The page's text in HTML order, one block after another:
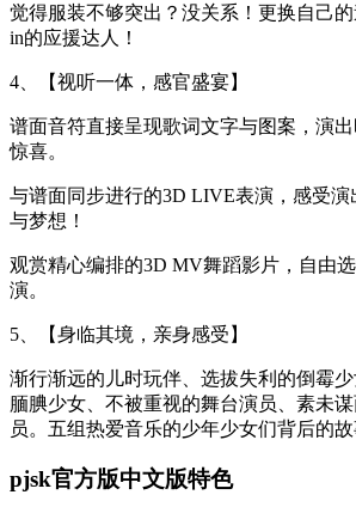
觉得服装不够突出？没关系！更换自己
in的应援达人！
4、【视听一体，感官盛宴】
谱面音符直接呈现歌词文字与图案，演
惊喜。
与谱面同步进行的3D LIVE表演，感受演
与梦想！
观赏精心编排的3D MV舞蹈影片，自由
演。
5、【身临其境，亲身感受】
渐行渐远的儿时玩伴、选拔失利的倒霉
腼腆少女、不被重视的舞台演员、素未
员。五组热爱音乐的少年少女们背后的故
pjsk官方版中文版特色